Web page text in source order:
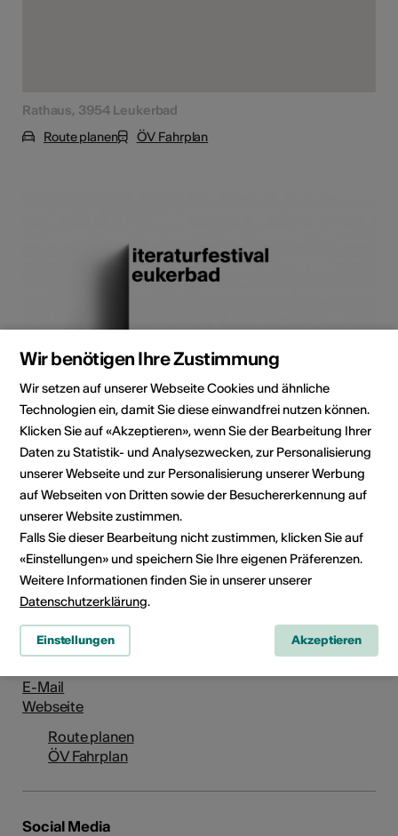
Rathaus, 3954 Leukerbad
Route planen
ÖV Fahrplan
Institution / Organisation
Internationales Literaturfestival Leukerbad
Rathaus
My Leukerbad
E-Mail
Webseite
Route planen
ÖV Fahrplan
Social Media
Wir benötigen Ihre Zustimmung
Wir setzen auf unserer Webseite Cookies und ähnliche
Technologien ein, damit Sie diese einwandfrei nutzen können.
Klicken Sie auf «Akzeptieren», wenn Sie der Bearbeitung Ihrer
Daten zu Statistik- und Analysezwecken, zur Personalisierung
unserer Webseite und zur Personalisierung unserer Werbung
auf Webseiten von Dritten sowie der Besuchererkennung auf
unserer Website zustimmen.
Falls Sie dieser Bearbeitung nicht zustimmen, klicken Sie auf
«Einstellungen» und speichern Sie Ihre eigenen Präferenzen.
Weitere Informationen finden Sie in unserer unserer
Datenschutzerklärung.
Einstellungen Akzeptieren